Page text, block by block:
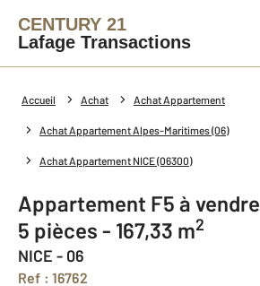
CENTURY 21
Lafage Transactions
Accueil Achat Achat Appartement
Achat Appartement Alpes-Maritimes (06)
Achat Appartement NICE (06300)
Appartement F5 à vendre
5 pièces - 167,33 m2
NICE - 06
Ref : 16762